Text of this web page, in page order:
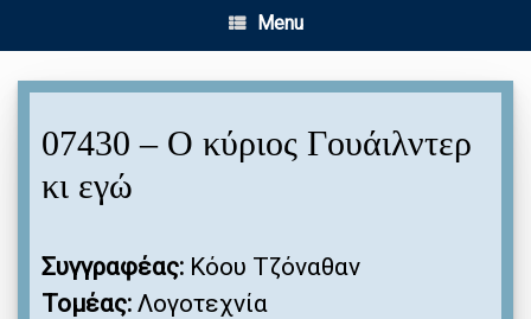
Menu
07430 – Ο κύριος Γουάιλντερ
κι εγώ
Συγγραφέας: Κόου Τζόναθαν
Τομέας: Λογοτεχνία